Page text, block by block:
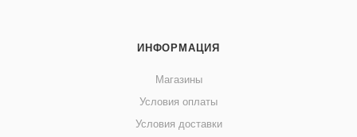
ИНФОРМАЦИЯ
Магазины
Условия оплаты
Условия доставки